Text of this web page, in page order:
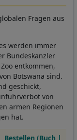
Fragen aus
werden immer
Bundeskanzler
entkommen,
Botswana sind.
geschickt,
von
armen Regionen
hat.
Bestellen (Buch |